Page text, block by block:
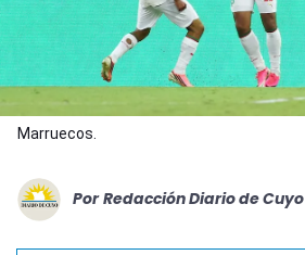
Marruecos.
Por Redacción Diario de Cuyo